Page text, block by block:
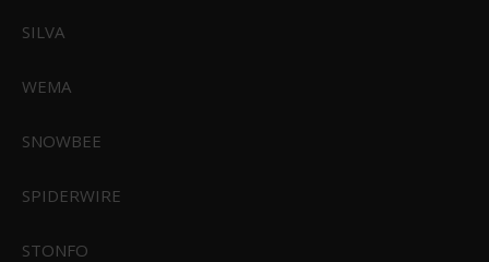
SILVA
WEMA
SNOWBEE
SPIDERWIRE
STONFO